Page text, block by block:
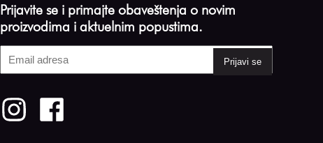
Prijavite se i primajte obaveštenja o novim
proizvodima i aktuelnim popustima.
adresa